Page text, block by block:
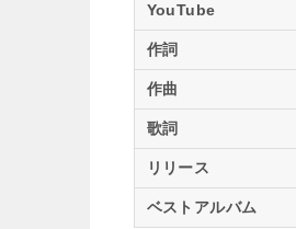
YouTube
作詞
作曲
歌詞
リリース
ベストアルバム